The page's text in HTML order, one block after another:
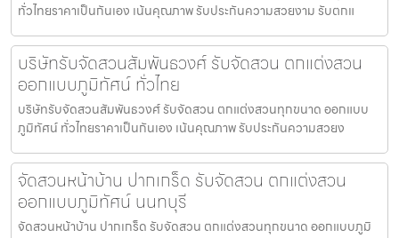
ทั่วไทยราคาเป็นกันเอง เน้นคุณภาพ รับประกันความสวยงาม รับตกแ
บริษัทรับจัดสวนสัมพันธวงศ์ รับจัดสวน ตกแต่งสวน
ออกแบบภูมิทัศน์ ทั่วไทย
บริษัทรับจัดสวนสัมพันธวงศ์ รับจัดสวน ตกแต่งสวนทุกขนาด ออกแบบ
ภูมิทัศน์ ทั่วไทยราคาเป็นกันเอง เน้นคุณภาพ รับประกันความสวยง
จัดสวนหน้าบ้าน ปากเกร็ด รับจัดสวน ตกแต่งสวน
ออกแบบภูมิทัศน์ นนทบุรี
จัดสวนหน้าบ้าน ปากเกร็ด รับจัดสวน ตกแต่งสวนทุกขนาด ออกแบบภูมิ